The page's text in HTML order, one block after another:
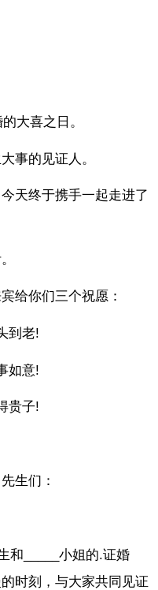
大喜之日。
事的见证人。
天终于携手一起走进了
给你们三个祝愿：
到老!
如意!
贵子!
生们：
和_____小姐的.证婚
时刻，与大家共同见证